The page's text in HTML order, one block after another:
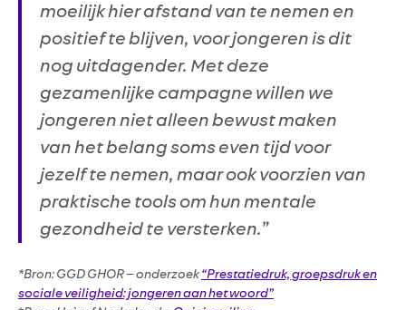
moeilijk hier afstand van te nemen en
positief te blijven, voor jongeren is dit
nog uitdagender. Met deze
gezamenlijke campagne willen we
jongeren niet alleen bewust maken
van het belang soms even tijd voor
jezelf te nemen, maar ook voorzien van
praktische tools om hun mentale
gezondheid te versterken.”
*Bron: GGD GHOR – onderzoek“Prestatiedruk, groepsdruk en
sociale veiligheid: jongeren aan het woord”